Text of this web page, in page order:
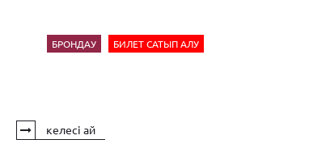
БРОНДАУ БИЛЕТ САТЫП АЛУ
келесі ай